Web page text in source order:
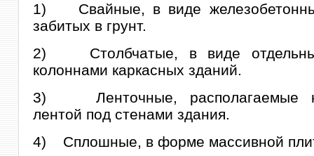
1) Свайные, в виде
забитых в грунт.
2) Cтолбчатые, в виде
колоннами каркасных зданий.
3) Ленточные, располагаемые
лентой под стенами здания.
4) Сплошные, в форме массивной